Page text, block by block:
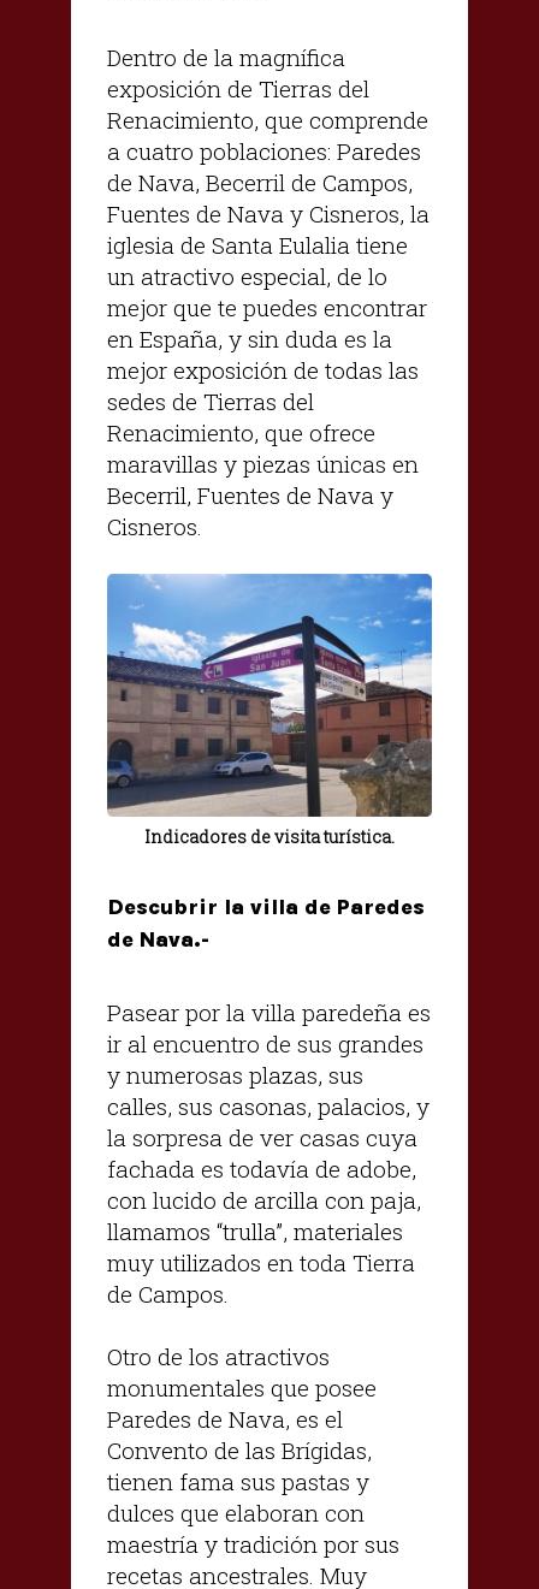
Dentro de la magnífica
exposición de Tierras del
Renacimiento, que comprende
a cuatro poblaciones: Paredes
de Nava, Becerril de Campos,
Fuentes de Nava y Cisneros, la
iglesia de Santa Eulalia tiene
un atractivo especial, de lo
mejor que te puedes encontrar
en España, y sin duda es la
mejor exposición de todas las
sedes de Tierras del
Renacimiento, que ofrece
maravillas y piezas únicas en
Becerril, Fuentes de Nava y
Cisneros.
Indicadores de visita turística.
Descubrir la villa de Paredes
de Nava.-
Pasear por la villa paredeña es
ir al encuentro de sus grandes
y numerosas plazas, sus
calles, sus casonas, palacios, y
la sorpresa de ver casas cuya
fachada es todavía de adobe,
con lucido de arcilla con paja,
llamamos “trulla”, materiales
muy utilizados en toda Tierra
de Campos.
Otro de los atractivos
monumentales que posee
Paredes de Nava, es el
Convento de las Brígidas,
tienen fama sus pastas y
dulces que elaboran con
maestría y tradición por sus
recetas ancestrales. Muy